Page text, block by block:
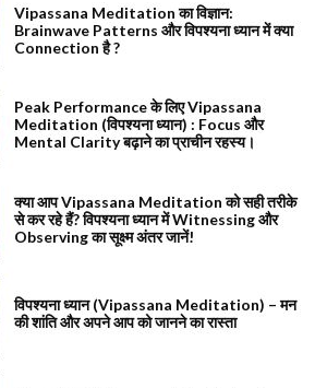
Vipassana Meditation का विज्ञान:
Brainwave Patterns और विपश्यना ध्यान में क्या
Connection है ?
Peak Performance के लिए Vipassana
Meditation (विपश्यना ध्यान) : Focus और
Mental Clarity बढ़ाने का प्राचीन रहस्य।
क्या आप Vipassana Meditation को सही तरीके
से कर रहे हैं? विपश्यना ध्यान में Witnessing और
Observing का सूक्ष्म अंतर जानें!
विपश्यना ध्यान (Vipassana Meditation) – मन
की शांति और अपने आप को जानने का रास्ता